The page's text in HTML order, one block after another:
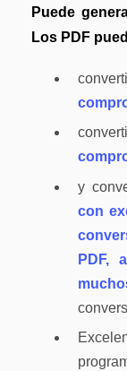
Puede
Los PDF
y
con
PDF,